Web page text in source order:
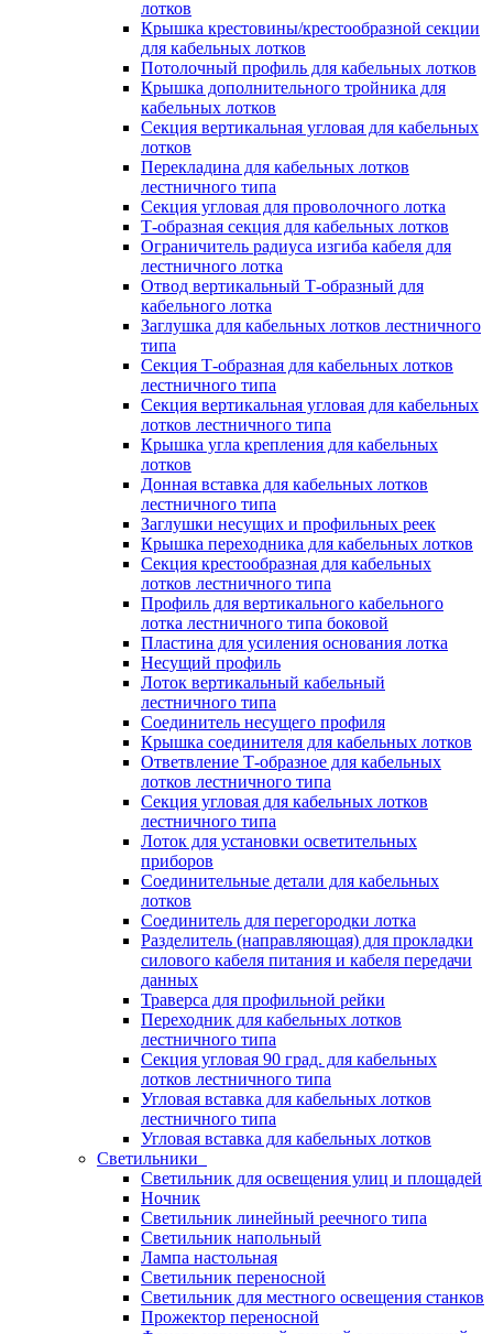
лотков
Крышка крестовины/крестообразной секции
для кабельных лотков
Потолочный профиль для кабельных лотков
Крышка дополнительного тройника для
кабельных лотков
Секция вертикальная угловая для кабельных
лотков
Перекладина для кабельных лотков
лестничного типа
Секция угловая для проволочного лотка
Т-образная секция для кабельных лотков
Ограничитель радиуса изгиба кабеля для
лестничного лотка
Отвод вертикальный Т-образный для
кабельного лотка
Заглушка для кабельных лотков лестничного
типа
Секция Т-образная для кабельных лотков
лестничного типа
Секция вертикальная угловая для кабельных
лотков лестничного типа
Крышка угла крепления для кабельных
лотков
Донная вставка для кабельных лотков
лестничного типа
Заглушки несущих и профильных реек
Крышка переходника для кабельных лотков
Секция крестообразная для кабельных
лотков лестничного типа
Профиль для вертикального кабельного
лотка лестничного типа боковой
Пластина для усиления основания лотка
Несущий профиль
Лоток вертикальный кабельный
лестничного типа
Соединитель несущего профиля
Крышка соединителя для кабельных лотков
Ответвление Т-образное для кабельных
лотков лестничного типа
Секция угловая для кабельных лотков
лестничного типа
Лоток для установки осветительных
приборов
Соединительные детали для кабельных
лотков
Соединитель для перегородки лотка
Разделитель (направляющая) для прокладки
силового кабеля питания и кабеля передачи
данных
Траверса для профильной рейки
Переходник для кабельных лотков
лестничного типа
Секция угловая 90 град. для кабельных
лотков лестничного типа
Угловая вставка для кабельных лотков
лестничного типа
Угловая вставка для кабельных лотков
Светильники
Светильник для освещения улиц и площадей
Ночник
Светильник линейный реечного типа
Светильник напольный
Лампа настольная
Светильник переносной
Светильник для местного освещения станков
Прожектор переносной